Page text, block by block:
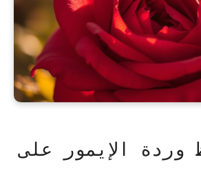
وردة الإيمور على